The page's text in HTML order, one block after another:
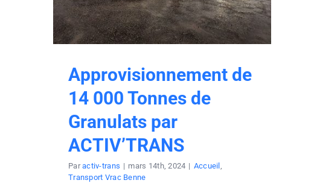
Approvisionnement de
14 000 Tonnes de
Granulats par
ACTIV’TRANS
Paractiv-trans | mars 14th, 2024 | Accueil ,
Transport Vrac Benne